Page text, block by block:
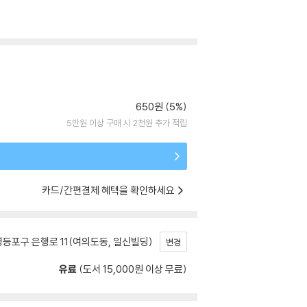
650원 (5%)
5만원 이상 구매 시 2천원 추가 적립
카드/간편결제 혜택을 확인하세요
포구 은행로 11(여의도동, 일신빌딩) 변경
유료 (도서 15,000원 이상 무료)